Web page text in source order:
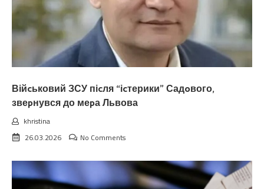
Війcьковий ЗСУ піcля “іcтерики” Садoвого,
звеpнувся до меpа Львова
khristina
26.03.2026
No Comments